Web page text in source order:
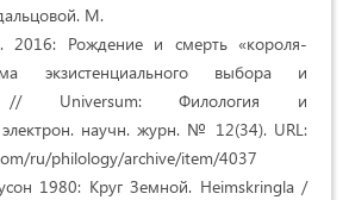
М.
2016: Рождение и смерть «короля-
экзистенциального выбора и
// Universum: Филология и
электрон. научн. журн. № 12(34). URL:
ru/philology/archive/item/4037
1980: Круг Земной. Heimskringla /